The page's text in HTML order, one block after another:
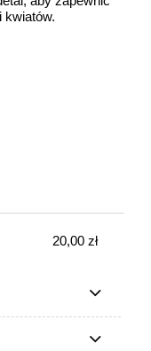
kwiatów.
20,00 zł